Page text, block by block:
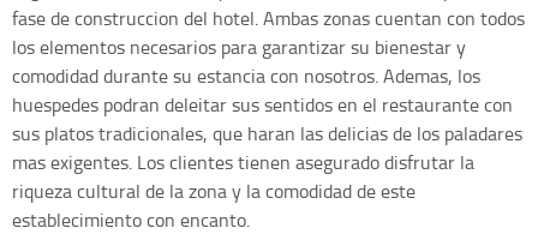
fase de construccion del hotel. Ambas zonas cuentan con todos
los elementos necesarios para garantizar su bienestar y
comodidad durante su estancia con nosotros. Ademas, los
huespedes podran deleitar sus sentidos en el restaurante con
sus platos tradicionales, que haran las delicias de los paladares
mas exigentes. Los clientes tienen asegurado disfrutar la
riqueza cultural de la zona y la comodidad de este
establecimiento con encanto.